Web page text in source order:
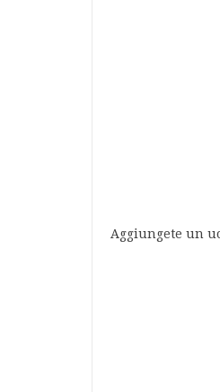
Aggiungete un